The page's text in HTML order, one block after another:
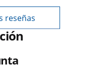
reseñas